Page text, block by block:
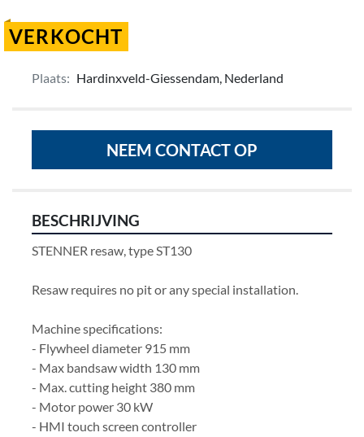
VERKOCHT
Plaats: Hardinxveld-Giessendam, Nederland
NEEM CONTACT OP
BESCHRIJVING
STENNER resaw, type ST130
Resaw requires no pit or any special installation.
Machine specifications:
- Flywheel diameter 915 mm
- Max bandsaw width 130 mm
- Max. cutting height 380 mm
- Motor power 30 kW
- HMI touch screen controller